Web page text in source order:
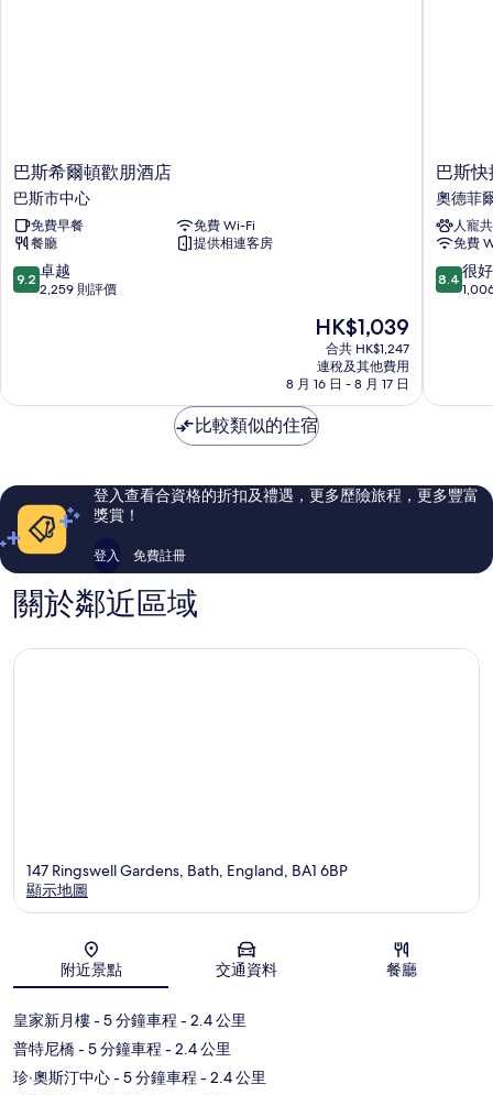
巴
斯
希
爾
頓
歡
朋
中
巴斯希爾頓歡朋酒店
巴斯市中心
免費早餐
免費 Wi-Fi
餐廳
提供相連客房
9.2
分
卓
評
價
評
9.2 卓越
2,259 則評價
現
售
HK$1,039
HK$1,039
合共 HK$1,247
連稅及其他費用
8 月 16 日 - 8 月 17 日
巴
斯
快
捷
假
日
酒
店
爾
德
巴斯
奧德菲
人寵
免費
8.4
分
很
評
價
8.4 很好
比較類似的住宿
登入查看合資格的折扣及禮遇，更多歷險旅程，更多豐富
獎賞！
登入 免費註冊
關於鄰近區域
地圖
147 Ringswell Gardens, Bath, England, BA1 6BP
顯示地圖
附近景點 交通資料 餐廳
皇家新月樓- 5 分鐘車程 - 2.4 公里
普特尼橋- 5 分鐘車程 - 2.4 公里
珍‧奧斯汀中心- 5 分鐘車程 - 2.4 公里